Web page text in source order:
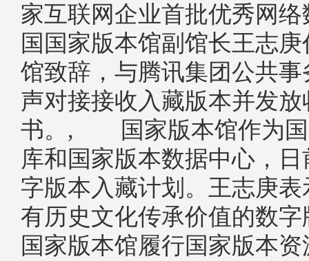
家互联网企业首批优秀网
国国家版本馆副馆长王志
馆致辞，与腾讯集团公共
声对接接收入藏版本并发放
书。, 国家版本馆作为国
库和国家版本数据中心，
字版本入藏计划。王志庚
有历史文化传承价值的数
国家版本馆履行国家版本